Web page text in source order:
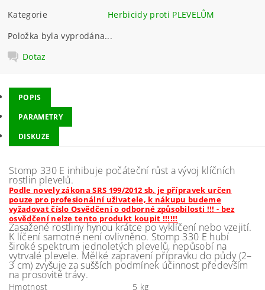
Kategorie
Herbicidy proti PLEVELŮM
Položka byla vyprodána...
Dotaz
POPIS
PARAMETRY
DISKUZE
Stomp 330 E inhibuje počáteční růst a vývoj klíčních
rostlin plevelů.
Podle novely zákona SRS 199/2012 sb. je přípravek určen
pouze pro profesionální uživatele, k nákupu budeme
vyžadovat číslo Osvědčení o odborné způsobilosti !!! - bez
osvědčení nelze tento produkt koupit !!!!!!
Zasažené rostliny hynou krátce po vyklíčení nebo vzejití.
K líčení samotné není ovlivněno. Stomp 330 E hubí
široké spektrum jednoletých plevelů, nepůsobí na
vytrvalé plevele. Mělké zapravení přípravku do půdy (2–
3 cm) zvyšuje za sušších podmínek účinnost především
na prosovité trávy.
Hmotnost 5 kg